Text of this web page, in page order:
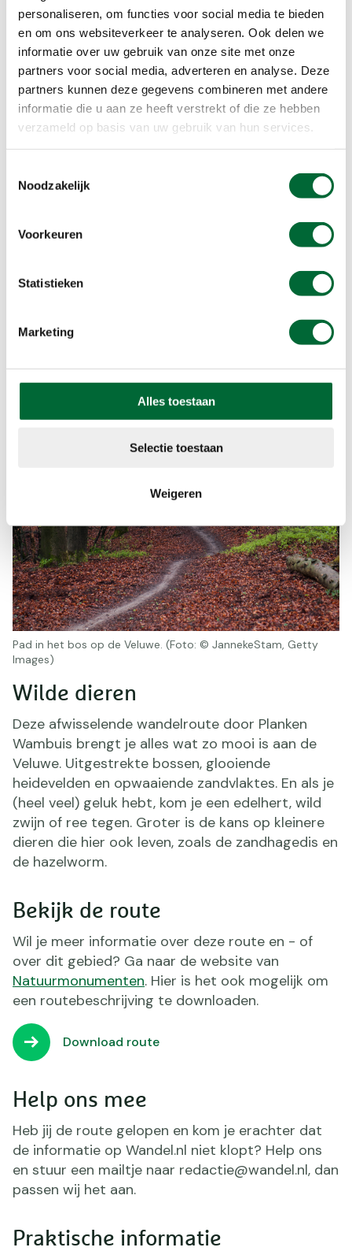
personaliseren, om functies voor social media te bieden
en om ons websiteverkeer te analyseren. Ook delen we
informatie over uw gebruik van onze site met onze
partners voor social media, adverteren en analyse. Deze
partners kunnen deze gegevens combineren met andere
informatie die u aan ze heeft verstrekt of die ze hebben
verzameld op basis van uw gebruik van hun services.
Noodzakelijk
Voorkeuren
Statistieken
Marketing
Alles toestaan
Selectie toestaan
Weigeren
Het Oude Hout
je ook over Het Oude Hout. Dit natuurgebied heet
al sinds de middeleeuwen zo. Oorspronkelijk was
ongeveer de helft, zo’n kleine 50 hectare. Dit bos
specifiek voor de productie van takken. Omdat
het niet meer rendabel was om het eikenhakbos
te onderhouden, lieten de beheerders takken
omhoog groeien. Dat betekent dat de toppen van
Het Oude Hout. (Foto: © AGAMI stock, Getty Images)
Pad in het bos op de Veluwe. (Foto: © JannekeStam, Getty
Images)
Wilde dieren
Deze afwisselende wandelroute door Planken
Wambuis brengt je alles wat zo mooi is aan de
Veluwe. Uitgestrekte bossen, glooiende
heidevelden en opwaaiende zandvlaktes. En als je
(heel veel) geluk hebt, kom je een edelhert, wild
zwijn of ree tegen. Groter is de kans op kleinere
dieren die hier ook leven, zoals de zandhagedis en
de hazelworm.
Bekijk de route
Wil je meer informatie over deze route en - of
over dit gebied? Ga naar de website van
Natuurmonumenten. Hier is het ook mogelijk om
een routebeschrijving te downloaden.
Download route
Help ons mee
Heb jij de route gelopen en kom je erachter dat
de informatie op Wandel.nl niet klopt? Help ons
en stuur een mailtje naar redactie@wandel.nl, dan
passen wij het aan.
Praktische informatie